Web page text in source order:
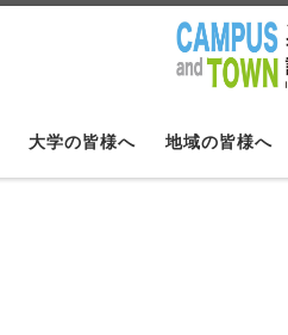
大学の皆様へ 地域の皆様へ